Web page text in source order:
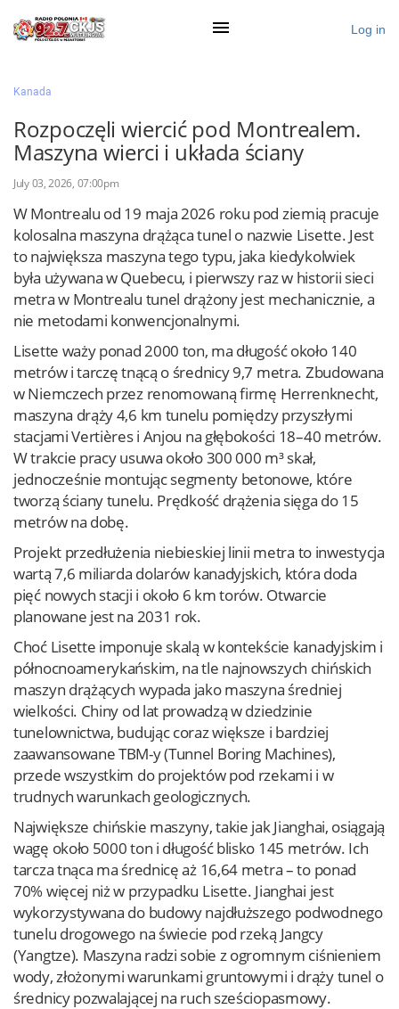
Ogłoś się
Działy
Zaloguj przez Clascal
×
Log in
Kanada
Rozpoczęli wiercić pod Montrealem.
Maszyna wierci i układa ściany
July 03, 2026, 07:00pm
W Montrealu od 19 maja 2026 roku pod ziemią pracuje
kolosalna maszyna drążąca tunel o nazwie Lisette. Jest
to największa maszyna tego typu, jaka kiedykolwiek
była używana w Quebecu, i pierwszy raz w historii sieci
metra w Montrealu tunel drążony jest mechanicznie, a
nie metodami konwencjonalnymi.
Lisette waży ponad 2000 ton, ma długość około 140
metrów i tarczę tnącą o średnicy 9,7 metra. Zbudowana
w Niemczech przez renomowaną firmę Herrenknecht,
maszyna drąży 4,6 km tunelu pomiędzy przyszłymi
stacjami Vertières i Anjou na głębokości 18–40 metrów.
W trakcie pracy usuwa około 300 000 m³ skał,
jednocześnie montując segmenty betonowe, które
tworzą ściany tunelu. Prędkość drążenia sięga do 15
metrów na dobę.
Projekt przedłużenia niebieskiej linii metra to inwestycja
wartą 7,6 miliarda dolarów kanadyjskich, która doda
pięć nowych stacji i około 6 km torów. Otwarcie
planowane jest na 2031 rok.
Choć Lisette imponuje skalą w kontekście kanadyjskim i
północnoamerykańskim, na tle najnowszych chińskich
maszyn drążących wypada jako maszyna średniej
wielkości. Chiny od lat prowadzą w dziedzinie
tunelownictwa, budując coraz większe i bardziej
zaawansowane TBM-y (Tunnel Boring Machines),
przede wszystkim do projektów pod rzekami i w
trudnych warunkach geologicznych.
Największe chińskie maszyny, takie jak Jianghai, osiągają
wagę około 5000 ton i długość blisko 145 metrów. Ich
tarcza tnąca ma średnicę aż 16,64 metra – to ponad
70% więcej niż w przypadku Lisette. Jianghai jest
wykorzystywana do budowy najdłuższego podwodnego
tunelu drogowego na świecie pod rzeką Jangcy
(Yangtze). Maszyna radzi sobie z ogromnym ciśnieniem
wody, złożonymi warunkami gruntowymi i drąży tunel o
średnicy pozwalającej na ruch sześciopasmowy.